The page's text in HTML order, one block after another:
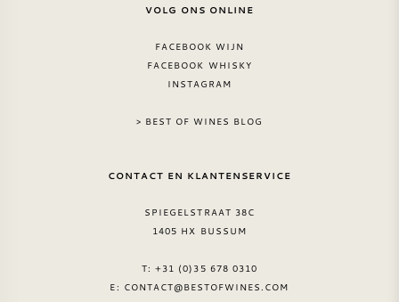
VOLG ONS ONLINE
FACEBOOK WIJN
FACEBOOK WHISKY
INSTAGRAM
> BEST OF WINES BLOG
CONTACT EN KLANTENSERVICE
SPIEGELSTRAAT 38C
1405 HX BUSSUM
T: +31 (0)35 678 0310
E: CONTACT@BESTOFWINES.COM